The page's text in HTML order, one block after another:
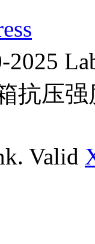
2025
抗压
Valid